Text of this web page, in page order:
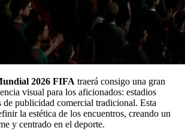
2026 FIFA traerá consigo una gran
visual para los aficionados: estadios
de publicidad comercial tradicional. Esta
la estética de los encuentros, creando un
y centrado en el deporte.